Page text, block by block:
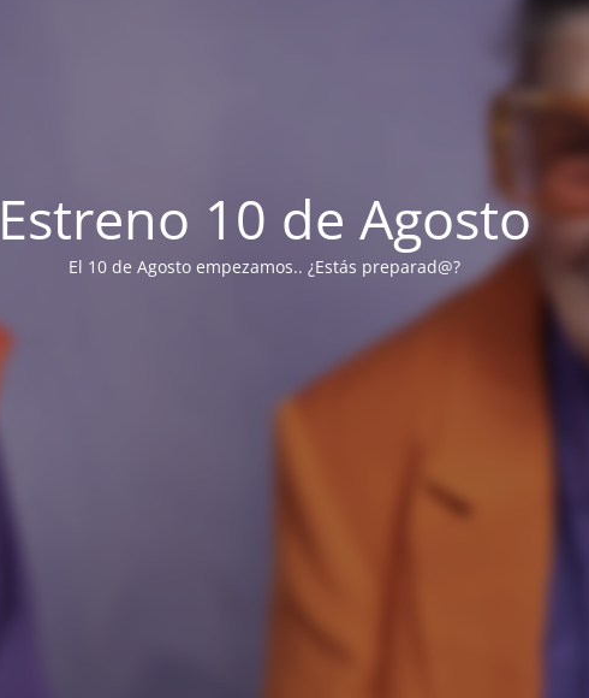
Estreno 10 de Agosto
El 10 de Agosto empezamos.. ¿Estás preparad@?